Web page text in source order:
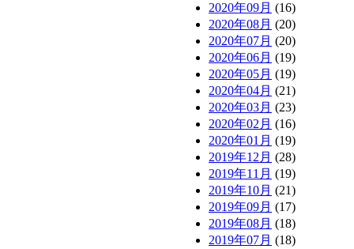
2020年09月 (16)
2020年08月 (20)
2020年07月 (20)
2020年06月 (19)
2020年05月 (19)
2020年04月 (21)
2020年03月 (23)
2020年02月 (16)
2020年01月 (19)
2019年12月 (28)
2019年11月 (19)
2019年10月 (21)
2019年09月 (17)
2019年08月 (18)
2019年07月 (18)